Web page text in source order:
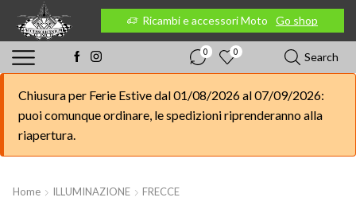
Go shop Ricambi e accessori Moto Go shop
0 0 Search
Chiusura per Ferie Estive dal 01/08/2026 al 07/09/2026:
puoi comunque ordinare, le spedizioni riprenderanno alla
riapertura.
Home ILLUMINAZIONE FRECCE